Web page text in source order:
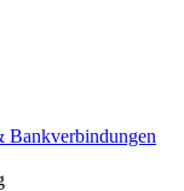
Bankverbindungen